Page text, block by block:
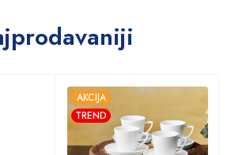
AKCIJA
TREND